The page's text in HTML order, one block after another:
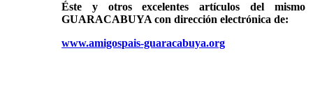
Éste y otros excelentes artículos del
GUARACABUYA con dirección electrónica de:
www.amigospais-guaracabuya.org